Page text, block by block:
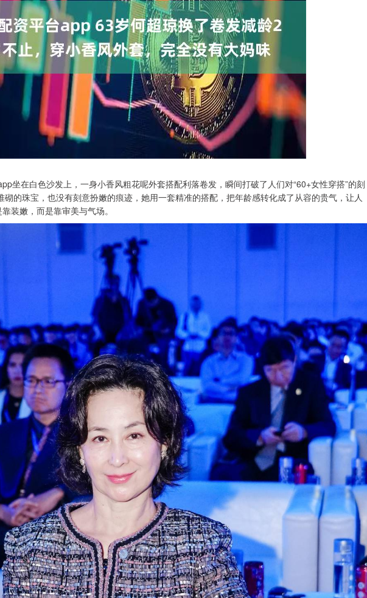
坐在白色沙发上，一身小香风粗花呢外套搭配利落卷发，瞬间打破了人们对“60+女性穿搭”的刻
的珠宝，也没有刻意扮嫩的痕迹，她用一套精准的搭配，把年龄感转化成了从容的贵气，让人
装嫩，而是靠审美与气场。